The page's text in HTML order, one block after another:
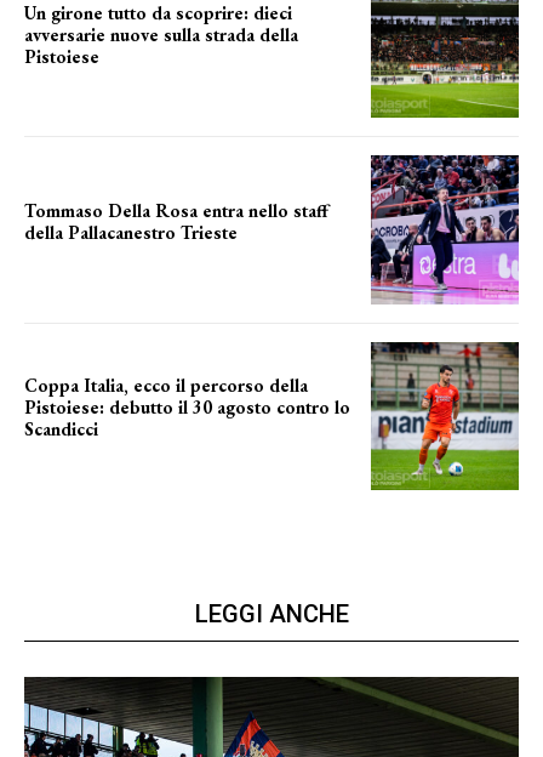
Un girone tutto da scoprire: dieci
avversarie nuove sulla strada della
Pistoiese
Tommaso Della Rosa entra nello staff
della Pallacanestro Trieste
Coppa Italia, ecco il percorso della
Pistoiese: debutto il 30 agosto contro lo
Scandicci
LEGGI ANCHE